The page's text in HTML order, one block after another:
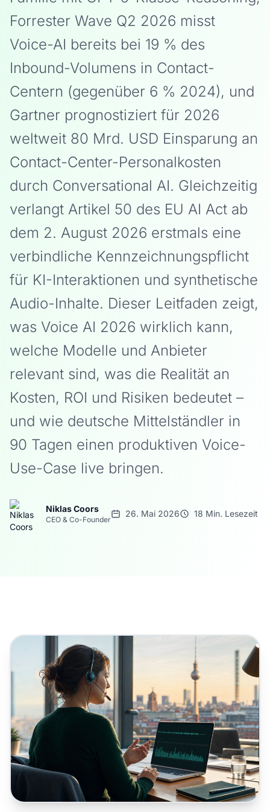
Forrester Wave Q2 2026 misst
Voice-AI bereits bei 19 % des
Inbound-Volumens in Contact-
Centern (gegenüber 6 % 2024), und
Gartner prognostiziert für 2026
weltweit 80 Mrd. USD Einsparung an
Contact-Center-Personalkosten
durch Conversational AI. Gleichzeitig
verlangt Artikel 50 des EU AI Act ab
dem 2. August 2026 erstmals eine
verbindliche Kennzeichnungspflicht
für KI-Interaktionen und synthetische
Audio-Inhalte. Dieser Leitfaden zeigt,
was Voice AI 2026 wirklich kann,
welche Modelle und Anbieter
relevant sind, was die Realität an
Kosten, ROI und Risiken bedeutet –
und wie deutsche Mittelständler in
90 Tagen einen produktiven Voice-
Use-Case live bringen.
Niklas Coors
CEO & Co-Founder
26. Mai 2026 18 Min. Lesezeit